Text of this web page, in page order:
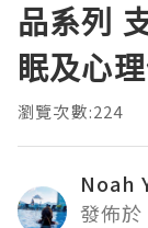
品系列
眠及心
瀏覽次數:224
Noah
發佈